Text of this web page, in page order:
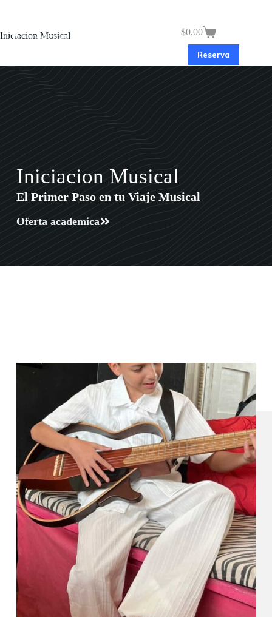
$0.00
Reserva
Iniciacion Musical
Iniciacion Musical
El Primer Paso en tu Viaje Musical
Oferta academica